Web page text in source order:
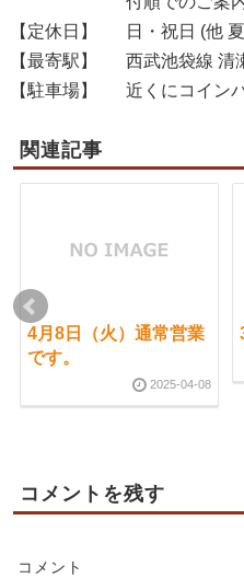
【定休日】
日・祝日 (他
【最寄駅】
西武池袋線 清
【駐車場】
近くにコイン
関連記事
4月8日（火）通常営業
です。
2025-04-08
コメントを残す
コメント